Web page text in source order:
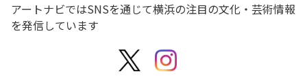
アートナビではSNSを通じて横浜の注目の文化・芸術情報
を発信しています